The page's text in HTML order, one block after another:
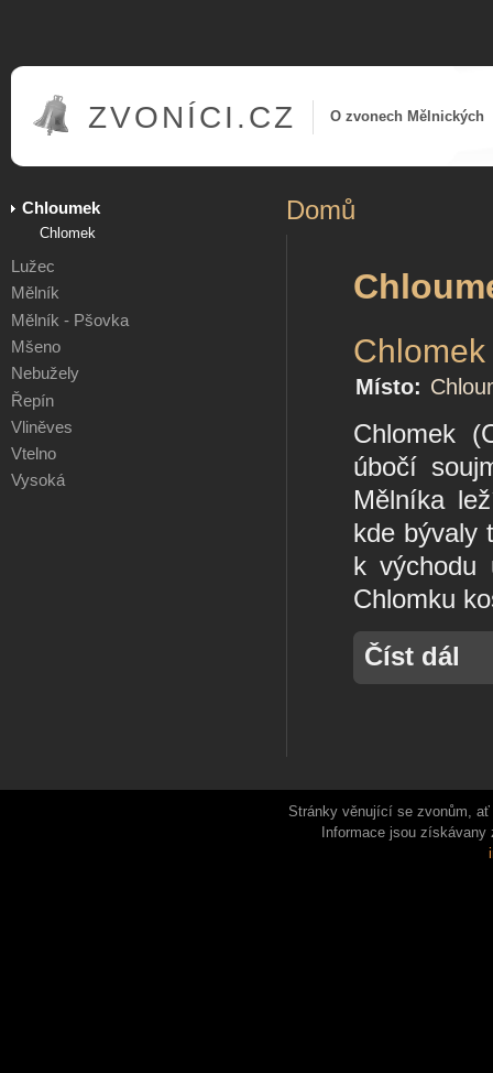
ZVONÍCI.CZ O zvonech Mělnických
Chloumek
Chlomek
Lužec
Mělník
Mělník - Pšovka
Mšeno
Nebužely
Řepín
Vliněves
Vtelno
Vysoká
Domů
Chlomek
Místo:
Chlomek
úbočí
Mělníka
kde bývaly
k východu
Chlomku
Číst dál
Stránky věnující se zvonům,
Informace jsou